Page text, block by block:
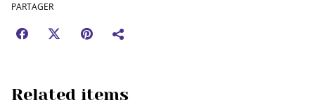
PARTAGER
Related items